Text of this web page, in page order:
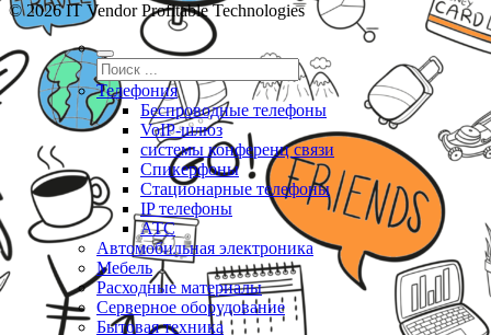
© 2026 IT Vendor Profitable Technologies
Телефония
Беспроводные телефоны
VoIP-шлюз
системы конференц связи
Спикерфоны
Стационарные телефоны
IP телефоны
АТС
Автомобильная электроника
Мебель
Расходные материалы
Серверное оборудование
Бытовая техника